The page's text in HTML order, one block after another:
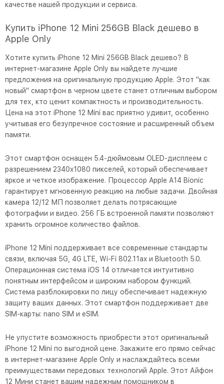
качестве нашей продукции и сервиса.
Купить iPhone 12 Mini 256GB Black дешево в
Apple Only
Хотите купить iPhone 12 Mini 256GB Black дешево? В
интернет-магазине Apple Only вы найдете лучшие
предложения на оригинальную продукцию Apple. Этот "как
новый" смартфон в черном цвете станет отличным выбором
для тех, кто ценит компактность и производительность.
Цена на этот iPhone 12 Mini вас приятно удивит, особенно
учитывая его безупречное состояние и расширенный объем
памяти.
Этот смартфон оснащен 5.4-дюймовым OLED-дисплеем с
разрешением 2340x1080 пикселей, который обеспечивает
яркое и четкое изображение. Процессор Apple A14 Bionic
гарантирует мгновенную реакцию на любые задачи. Двойная
камера 12/12 МП позволяет делать потрясающие
фотографии и видео. 256 ГБ встроенной памяти позволяют
хранить огромное количество файлов.
iPhone 12 Mini поддерживает все современные стандарты
связи, включая 5G, 4G LTE, Wi-Fi 802.11ax и Bluetooth 5.0.
Операционная система iOS 14 отличается интуитивно
понятным интерфейсом и широким набором функций.
Система разблокировки по лицу обеспечивает надежную
защиту ваших данных. Этот смартфон поддерживает две
SIM-карты: nano SIM и eSIM.
Не упустите возможность приобрести этот оригинальный
iPhone 12 Mini по выгодной цене. Закажите его прямо сейчас
в интернет-магазине Apple Only и наслаждайтесь всеми
преимуществами передовых технологий Apple. Этот Айфон
12 Мини станет вашим надежным помощником в